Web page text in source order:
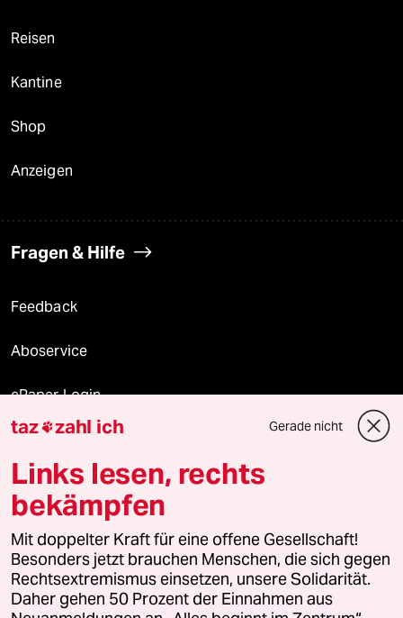
Reisen
Kantine
Shop
Anzeigen
Fragen & Hilfe
Feedback
Aboservice
ePaper Login
Downloads für Abonnierende
© 2026 taz Verlags und Vertriebs GmbH
Alle Rechte vorbehalten. Bei rechtlichen Fragen oder für Genehmigungen
wenden Sie sich bitte an
lizenzen@taz.de
Feedback Redaktionsstatut Kommune-Richtlinien
taz zahl ich Gerade nicht
Links lesen, rechts
bekämpfen
Mit doppelter Kraft für eine offene Gesellschaft!
Besonders jetzt brauchen Menschen, die sich gegen
Rechtsextremismus einsetzen, unsere Solidarität.
Daher gehen 50 Prozent der Einnahmen aus